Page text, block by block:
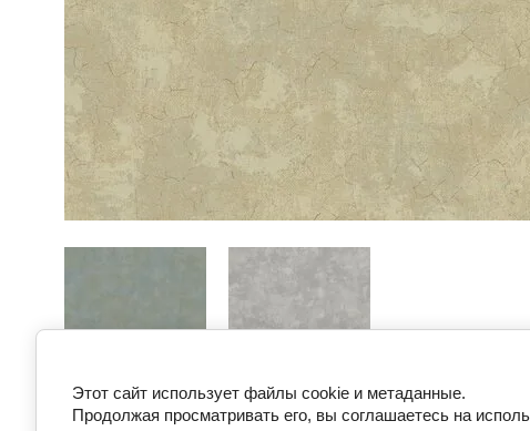
Предыдущее Следующее
Этот сайт использует файлы cookie и метаданные.
Продолжая просматривать его, вы соглашаетесь на